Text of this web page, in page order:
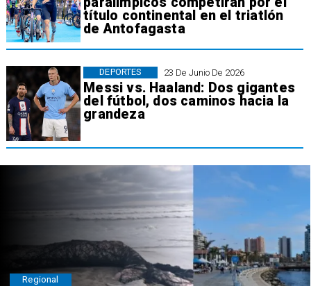
título continental en el triatlón
de Antofagasta
23 De Junio De 2026
Messi vs. Haaland: Dos gigantes
del fútbol, dos caminos hacia la
grandeza
DEPORTES
Regional